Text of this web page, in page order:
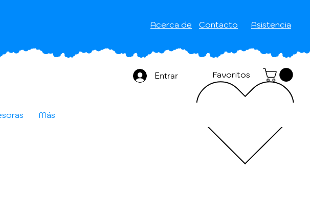
Acerca de Contacto Asistencia
Entrar Favoritos
Más